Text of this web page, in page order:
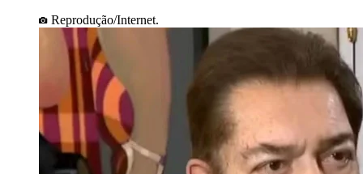
Reprodução/Internet.